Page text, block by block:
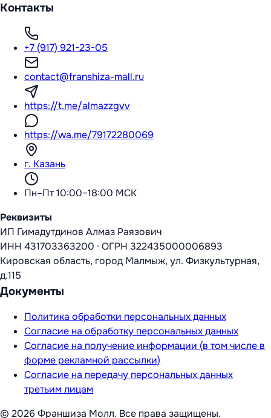
Контакты
+7 (917) 921-23-05
contact@franshiza-mall.ru
https://t.me/almazzgvv
https://wa.me/79172280069
г. Казань
Пн–Пт 10:00–18:00 МСК
Реквизиты
ИП Гимадутдинов Алмаз Раязович
ИНН 431703363200 · ОГРН 322435000006893
Кировская область, город Малмыж, ул. Физкультурная,
д.115
Документы
Политика обработки персональных данных
Согласие на обработку персональных данных
Согласие на получение информации (в том числе в
форме рекламной рассылки)
Согласие на передачу персональных данных
третьим лицам
© 2026 Франшиза Молл. Все права защищены.